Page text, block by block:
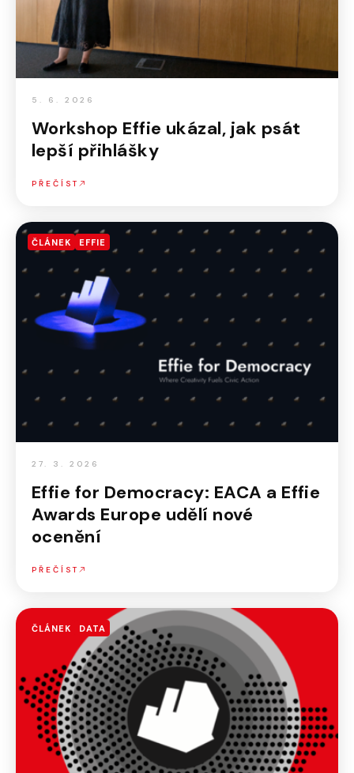
5. 6. 2026
Workshop Effie ukázal, jak psát
lepší přihlášky
PŘEČÍST
ČLÁNEK EFFIE
27. 3. 2026
Effie for Democracy: EACA a Effie
Awards Europe udělí nové
ocenění
PŘEČÍST
ČLÁNEK DATA